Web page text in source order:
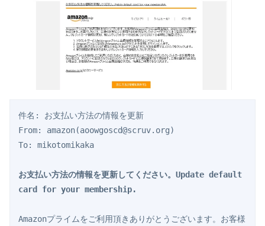
件名: お支払い方法の情報を更新
From: amazon(aoowgoscd@scruv.org)
To: mikotomikaka
お支払い方法の情報を更新してください。Update default
card for your membership.
Amazonプライムをご利用頂きありがとうございます。お客様